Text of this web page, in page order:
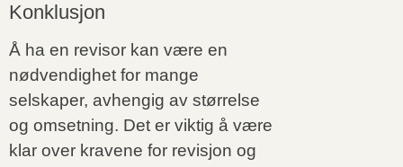
Konklusjon
Å ha en revisor kan være en
nødvendighet for mange
selskaper, avhengig av størrelse
og omsetning. Det er viktig å være
klar over kravene for revisjon og